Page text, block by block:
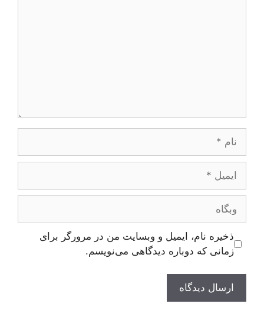
ایمیل
وبگاه
ذخیره نام، ایمیل و وبسایت من در مرورگر برای
زمانی که دوباره دیدگاهی می‌نویسم.